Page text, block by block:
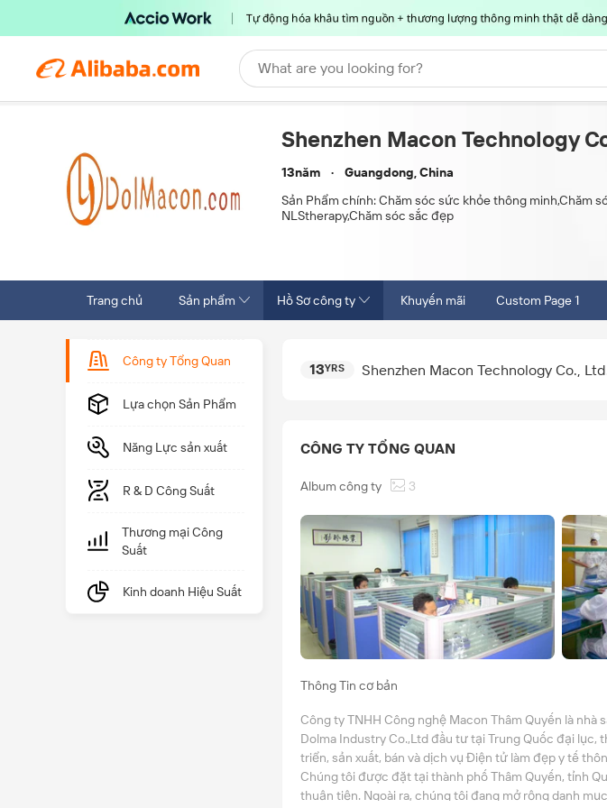
What are you looking for?
Shenzhen Macon Technology
13năm
Guangdong, China
Sản Phẩm chính:Chăm sóc sức khỏe thông minh,Chăm
NLStherapy,Chăm sóc sắc đẹp
Trang chủ Sản phẩm Hồ Sơ công ty Khuyến mãi Custom Page 1
Công ty Tổng Quan
Lựa chọn Sản Phẩm
Năng Lực sản xuất
R & D Công Suất
Thương mại Công
Suất
Kinh doanh Hiệu Suất
13YRS Shenzhen Macon Technology Co.,
CÔNG TY TỔNG QUAN
Album công ty 3
Thông Tin cơ bản
Công ty TNHH Công nghệ Macon Thâm Quyến là nhà
Dolma Industry Co.,Ltd đầu tư tại Trung Quốc đại lục,
triển, sản xuất, bán và dịch vụ Điện tử làm đẹp y tế
Chúng tôi được đặt tại thành phố Thâm Quyến, tỉnh
thuận tiện. Ngoài ra, chúng tôi đang mở rộng danh